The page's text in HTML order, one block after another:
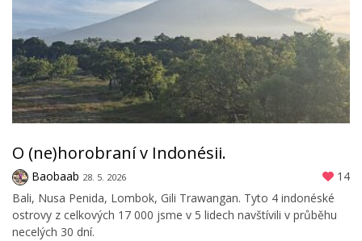
O (ne)horobraní v Indonésii.
Baobaab 28. 5. 2026
14
Bali, Nusa Penida, Lombok, Gili Trawangan. Tyto 4 indonéské
ostrovy z celkových 17 000 jsme v 5 lidech navštívili v průběhu
necelých 30 dní.